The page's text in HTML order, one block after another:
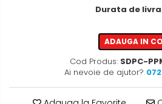
Durata de
ADAUGA IN
Cod Produs: SDPC-
Ai nevoie de ajutor?